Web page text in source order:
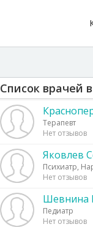
Список врачей
Терапевт
Нет отзывов
Яковлев
Психиатр,
Нет отзывов
Шевнина
Педиатр
Нет отзывов